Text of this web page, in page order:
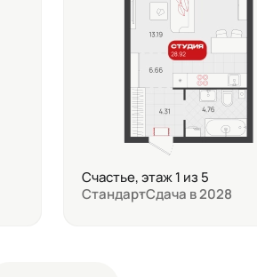
Счастье, этаж 1 из 5
СтандартСдача в 2028